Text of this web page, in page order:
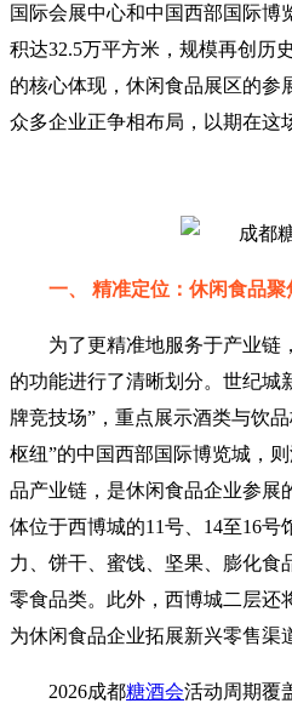
国际会展中心和中国西部国际博
积达32.5万平方米，规模再创历
的核心体现，休闲食品展区的参
众多企业正争相布局，以期在这
一、 精准定位：休闲食品聚
为了更精准地服务于产业链
的功能进行了清晰划分。世纪城
牌竞技场”，重点展示酒类与饮
枢纽”的中国西部国际博览城，
品产业链，是休闲食品企业参展
体位于西博城的11号、14至16
力、饼干、蜜饯、坚果、膨化食
零食品类。此外，西博城二层还
为休闲食品企业拓展新兴零售渠
2026成都糖酒会活动周期覆